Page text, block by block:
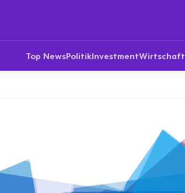
Top NewsPolitikInvestmentWirtschaft